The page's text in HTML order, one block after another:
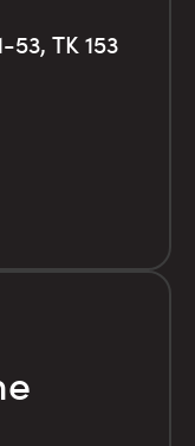
TK 153